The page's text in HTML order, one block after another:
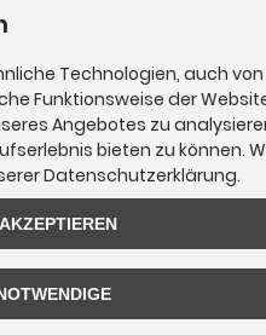
Technologien, auch von
Funktionsweise der
Angebotes zu
bieten zu können.
Datenschutzerklärung.